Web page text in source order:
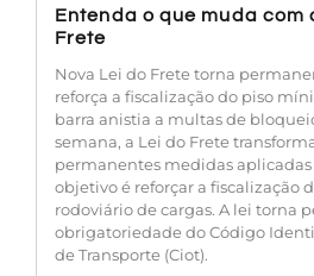
Entenda o que muda com
Frete
Nova Lei do Frete torna
reforça a fiscalização do piso
barra anistia a multas de
semana, a Lei do Frete
permanentes medidas aplicadas
objetivo é reforçar a fiscalização
rodoviário de cargas. A lei torna
obrigatoriedade do Código
de Transporte (Ciot).